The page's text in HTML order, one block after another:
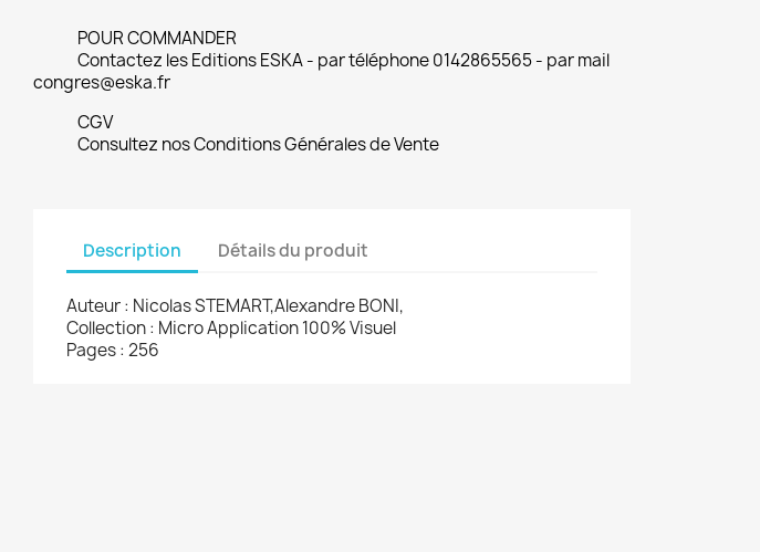
POUR COMMANDER
Contactez les Editions ESKA - par téléphone 0142865565 - par mail
congres@eska.fr
CGV
Consultez nos Conditions Générales de Vente
Description Détails du produit
Auteur : Nicolas STEMART,Alexandre BONI,
Collection : Micro Application 100% Visuel
Pages : 256